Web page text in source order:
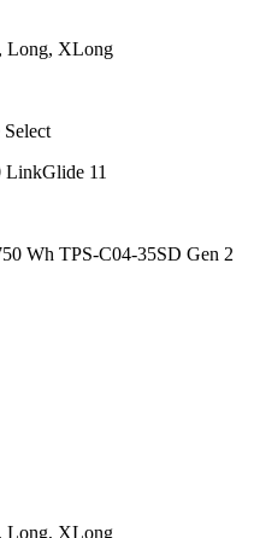
Long, XLong
11
Wh TPS-C04-35SD Gen 2
Long, XLong